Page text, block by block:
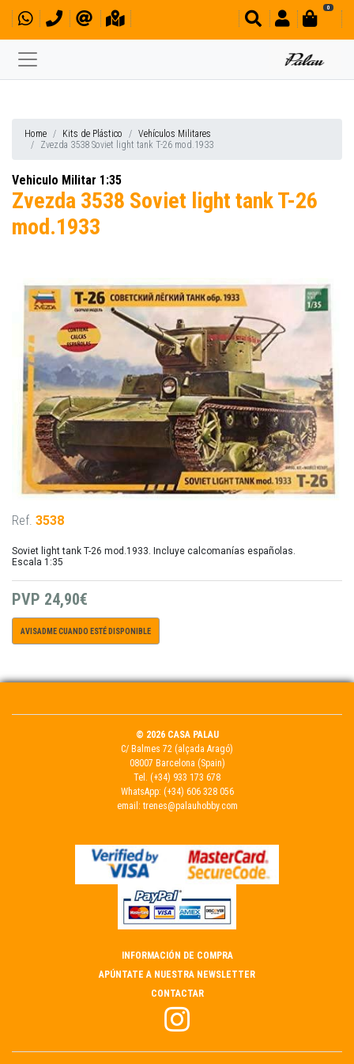
0
Home Kits de Plástico
Vehículos Militares
Zvezda 3538 Soviet light tank T-26 mod.1933
Vehiculo Militar 1:35
Zvezda 3538 Soviet light tank T-26
mod.1933
Ref. 3538
Soviet light tank T-26 mod.1933. Incluye calcomanías españolas.
Escala 1:35
PVP 24,90€
AVISADME CUANDO ESTÉ DISPONIBLE
© 2026 CASA PALAU
C/ Balmes 72 (alçada Aragó)
08007 Barcelona (Spain)
Tel. (+34) 933 173 678
WhatsApp: (+34) 606 328 056
email: trenes@palauhobby.com
INFORMACIÓN DE COMPRA
APÚNTATE A NUESTRA NEWSLETTER
CONTACTAR